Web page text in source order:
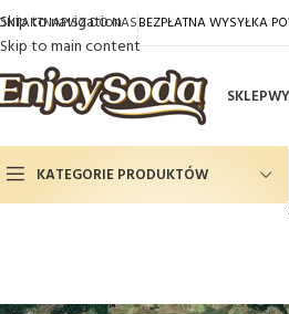
Skip to navigation
Skip to main content
NAPISZ DO NASBEZPŁATNA WYSYŁKA
SKLEP
KATEGORIE PRODUKTÓW